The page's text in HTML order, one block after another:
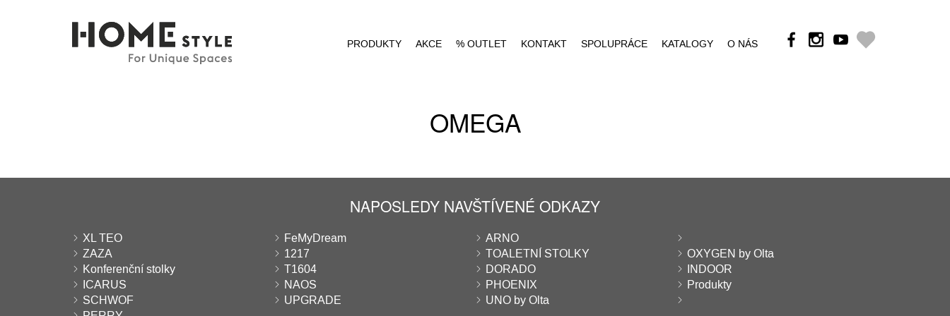
PRODUKTY AKCE % OUTLET KONTAKT SPOLUPRÁCE KATALOGY O NÁS
OMEGA
NAPOSLEDY NAVŠTÍVENÉ ODKAZY
XL TEO FeMyDream
ARNO
ZAZA
1217 TOALETNÍ STOLKY
OXYGEN by Olta
Konferenční stolky
T1604 DORADO
INDOOR
ICARUS
NAOS PHOENIX
Produkty
SCHWOF
UPGRADE
UNO by Olta